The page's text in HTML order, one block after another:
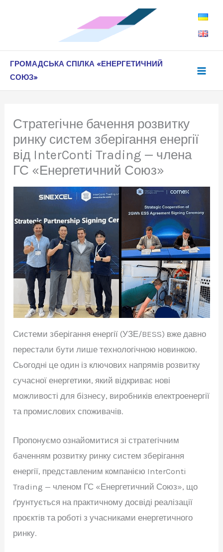
ГРОМАДСЬКА СПІЛКА «ЕНЕРГЕТИЧНИЙ
СОЮЗ»
Стратегічне бачення розвитку
ринку систем зберігання енергії
від InterConti Trading — члена
ГС «Енергетичний Союз»
Системи зберігання енергії (УЗЕ/BESS) вже давно
перестали бути лише технологічною новинкою.
Сьогодні це один із ключових напрямів розвитку
сучасної енергетики, який відкриває нові
можливості для бізнесу, виробників електроенергії
та промислових споживачів.
Пропонуємо ознайомитися зі стратегічним
баченням розвитку ринку систем зберігання
енергії, представленим компанією InterConti
Trading — членом ГС «Енергетичний Союз», що
ґрунтується на практичному досвіді реалізації
проєктів та роботі з учасниками енергетичного
ринку.